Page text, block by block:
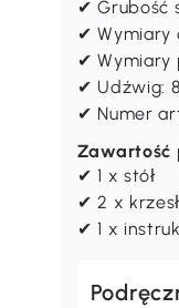
✔ Grubość
✔ Wymiary
✔ Wymiary
✔ Udźwig:
✔ Numer
Zawartość
✔ 1 x stół
✔ 2 x
✔ 1 x